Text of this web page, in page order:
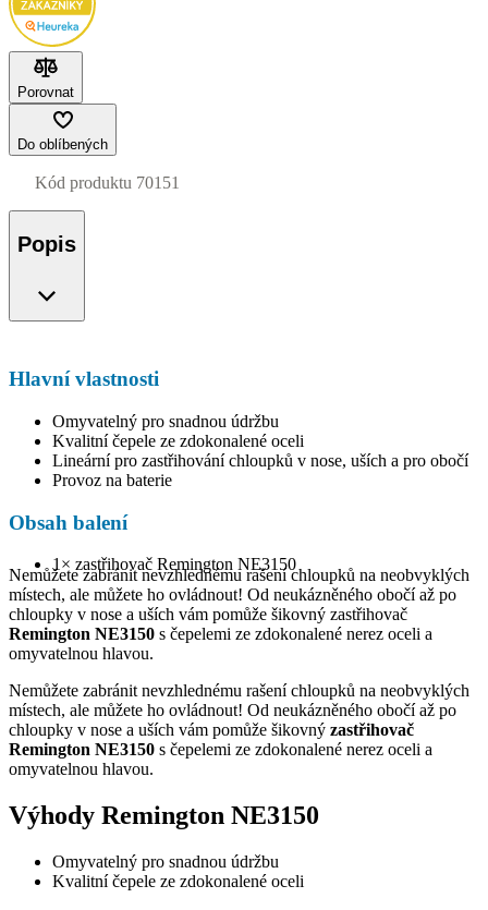
Porovnat
Do oblíbených
Kód produktu 70151
Popis
Hlavní vlastnosti
Omyvatelný pro snadnou údržbu
Kvalitní čepele ze zdokonalené oceli
Lineární pro zastřihování chloupků v nose, uších a pro obočí
Provoz na baterie
Obsah balení
1× zastřihovač Remington NE3150
Nemůžete zabránit nevzhlednému rašení chloupků na neobvyklých
místech, ale můžete ho ovládnout! Od neukázněného obočí až po
chloupky v nose a uších vám pomůže šikovný zastřihovač
Remington NE3150 s čepelemi ze zdokonalené nerez oceli a
omyvatelnou hlavou.
Nemůžete zabránit nevzhlednému rašení chloupků na neobvyklých
místech, ale můžete ho ovládnout! Od neukázněného obočí až po
chloupky v nose a uších vám pomůže šikovný zastřihovač
Remington NE3150 s čepelemi ze zdokonalené nerez oceli a
omyvatelnou hlavou.
Výhody Remington NE3150
Omyvatelný pro snadnou údržbu
Kvalitní čepele ze zdokonalené oceli